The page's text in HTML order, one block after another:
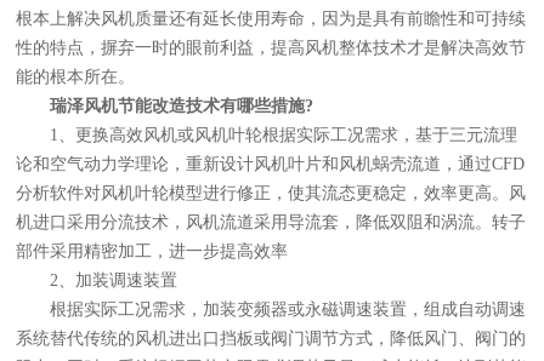
根本上解决风机质量还有延长使用寿命，因为是具有前瞻性和可持续
性的特点，摒弃一时的眼前利益，提高风机整体技术才是解决高效节
能的根本所在。
瑞泽风机节能改造技术有哪些措施?
1、更换高效风机或风机叶轮根据实际工况需求，基于三元流理
论和空气动力学理论，重新设计风机叶片和风机蜗壳流道，通过CFD
分析软件对风机叶轮模型进行修正，使其流态更稳定，效率更高。风
机进口采用分流技术，风机流道采用导流套，降低双阻和涡流。转子
部件采用精密加工，进一步提高效率
2、加装调速装置
根据实际工况需求，加装变频器或永磁调速装置，组成自动调速
系统替代传统的风机进出口挡板或阀门调节方式，降低风门、阀门的